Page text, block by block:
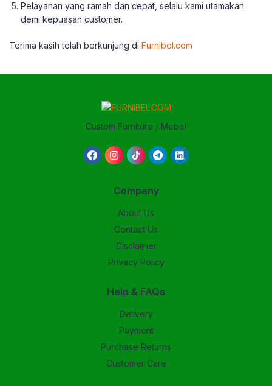
Pelayanan yang ramah dan cepat, selalu kami utamakan
demi kepuasan customer.
Terima kasih telah berkunjung di Furnibel.com
Custom Furniture / Mebel
Company
About Us
Contact Us
Disclaimer
Privacy Policy
Help & FAQs
Delivery
Payment
Purchase Returns
Customer Care